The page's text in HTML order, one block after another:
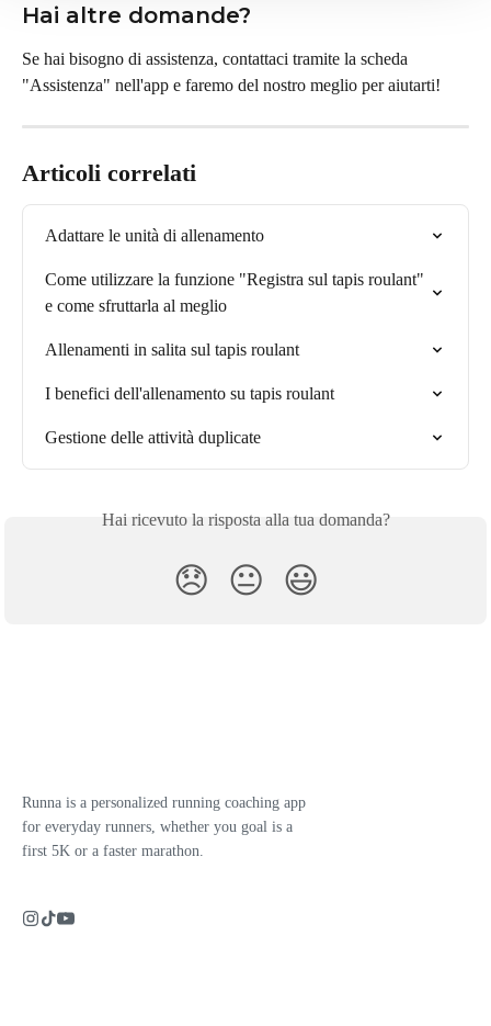
Hai altre domande?
Se hai bisogno di assistenza, contattaci tramite la scheda
"Assistenza" nell'app e faremo del nostro meglio per aiutarti!
Articoli correlati
Adattare le unità di allenamento
Come utilizzare la funzione "Registra sul tapis roulant"
e come sfruttarla al meglio
Allenamenti in salita sul tapis roulant
I benefici dell'allenamento su tapis roulant
Gestione delle attività duplicate
Hai ricevuto la risposta alla tua domanda?
😞 😐 😃
Runna is a personalized running coaching app
for everyday runners, whether you goal is a
first 5K or a faster marathon.